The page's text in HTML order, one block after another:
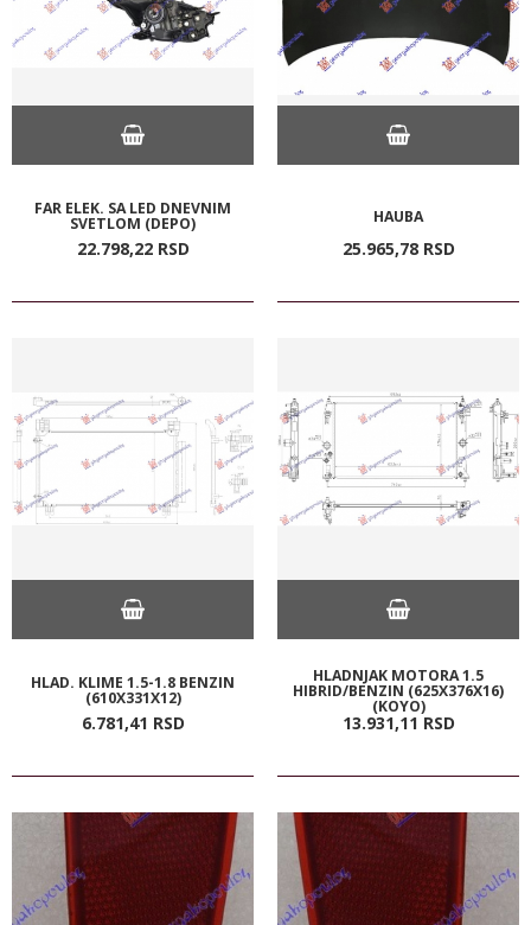
FAR ELEK. SA LED DNEVNIM
SVETLOM (DEPO)
22.798,22 RSD
HAUBA
25.965,78 RSD
HLAD. KLIME 1.5-1.8 BENZIN
(610X331X12)
6.781,41 RSD
HLADNJAK MOTORA 1.5
HIBRID/BENZIN (625X376X16)
(KOYO)
13.931,11 RSD